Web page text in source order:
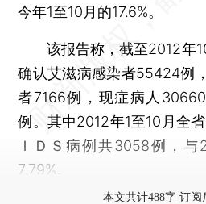
今年1至10月的17.6%。
该报告称，截至2012年
确认艾滋病感染者55424例
者7166例，现症病人
例。其中2012年1至10月全
ＩＤＳ病例共3058例，与
7.79%。
本文共计488字 订阅